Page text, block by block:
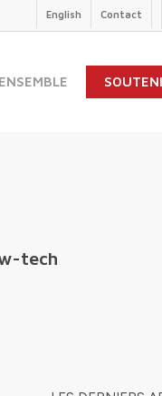
English Contact
tech